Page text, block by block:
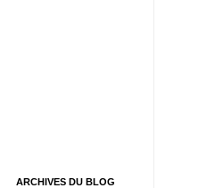
ARCHIVES DU BLOG